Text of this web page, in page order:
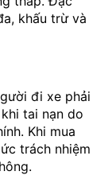
khấu trừ và
đi xe phải
tai nạn do
Khi mua
trách nhiệm